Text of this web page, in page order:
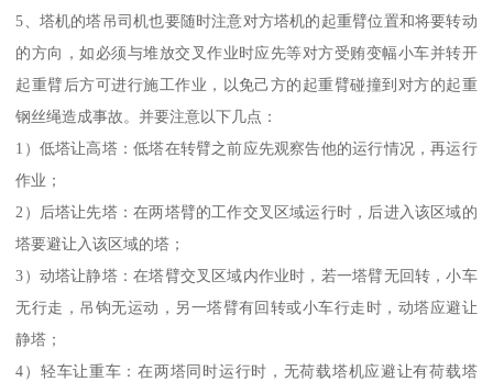
5、塔机的塔吊司机也要随时注意对方塔机的起重臂位置和将要转动
的方向，如必须与堆放交叉作业时应先等对方受贿变幅小车并转开
起重臂后方可进行施工作业，以免己方的起重臂碰撞到对方的起重
钢丝绳造成事故。并要注意以下几点：
1）低塔让高塔：低塔在转臂之前应先观察告他的运行情况，再运行
作业；
2）后塔让先塔：在两塔臂的工作交叉区域运行时，后进入该区域的
塔要避让入该区域的塔；
3）动塔让静塔：在塔臂交叉区域内作业时，若一塔臂无回转，小车
无行走，吊钩无运动，另一塔臂有回转或小车行走时，动塔应避让
静塔；
4）轻车让重车：在两塔同时运行时，无荷载塔机应避让有荷载塔